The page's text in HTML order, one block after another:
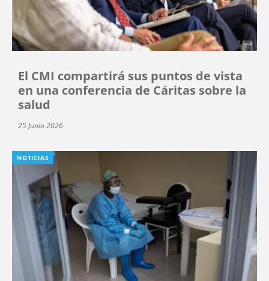
El CMI compartirá sus puntos de vista
en una conferencia de Cáritas sobre la
salud
25 Junio 2026
NOTICIAS